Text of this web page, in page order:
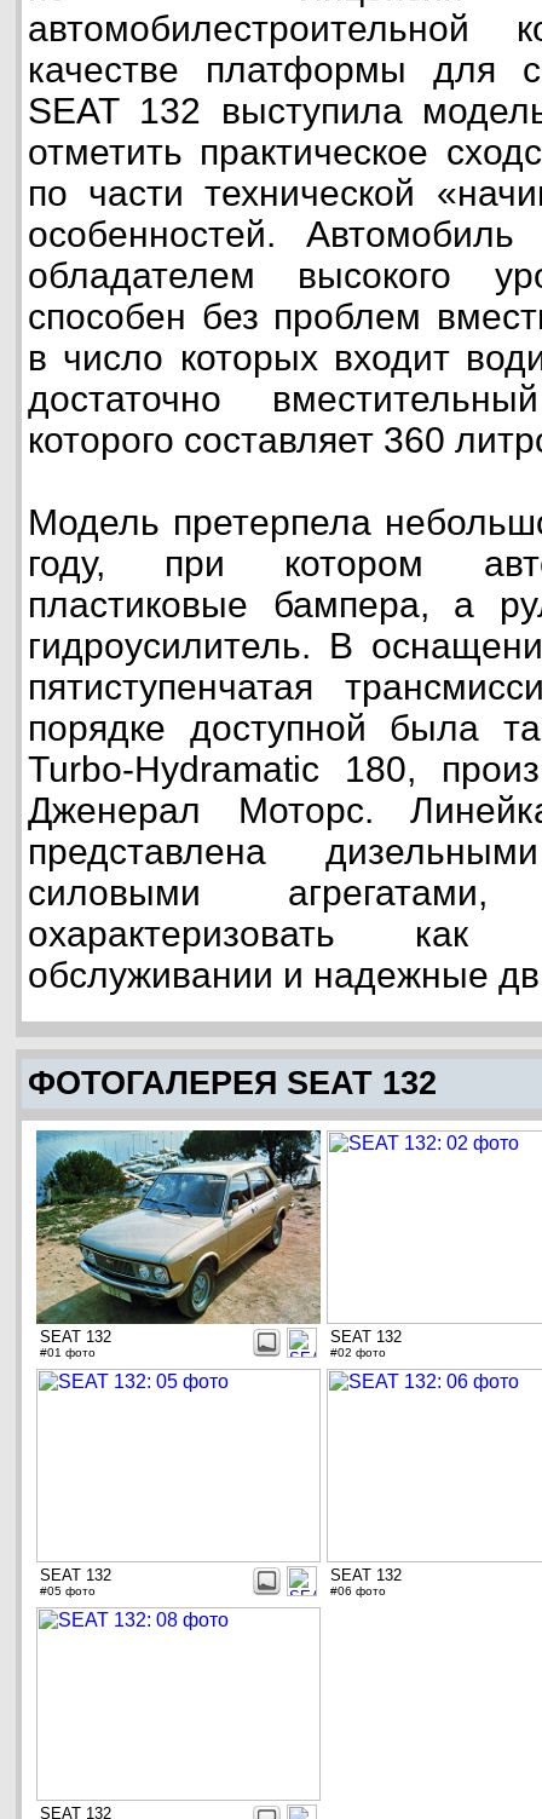
качестве платформы для
SEAT 132 выступила
отметить практическое
по части технической
особенностей.
обладателем высокого
способен без проблем
в число которых входит
достаточно
которого составляет 360
Модель претерпела
году, при котором
пластиковые бампера, а
гидроусилитель. В
пятиступенчатая
порядке доступной была
Turbo-Hydramatic 180,
Дженерал Моторс.
представлена
силовыми
охарактеризовать
обслуживании и надежные
ФОТОГАЛЕРЕЯ SEAT 132
SEAT 132
#01 фото
SEAT 132
#02 фото
SEAT 132
#05 фото
SEAT 132
#06 фото
SEAT 132